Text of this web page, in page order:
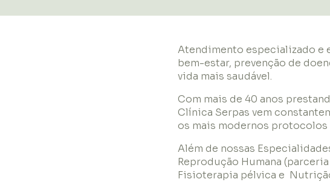
Atendimento especializado e
bem-estar, prevenção de
vida mais saudável.
Com mais de 40 anos
Clínica Serpas vem
os mais modernos
Além de nossas
Reprodução Humana
Fisioterapia pélvica e